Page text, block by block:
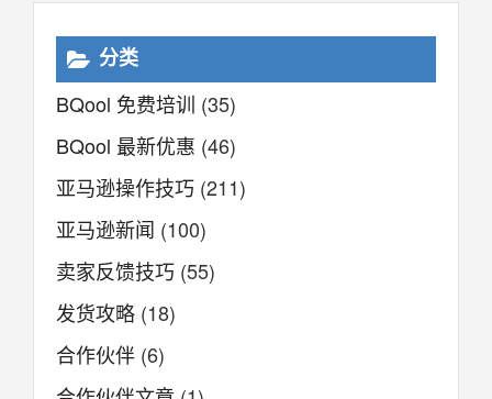
分类
BQool 免费培训 (35)
BQool 最新优惠 (46)
亚马逊操作技巧 (211)
亚马逊新闻 (100)
卖家反馈技巧 (55)
发货攻略 (18)
合作伙伴 (6)